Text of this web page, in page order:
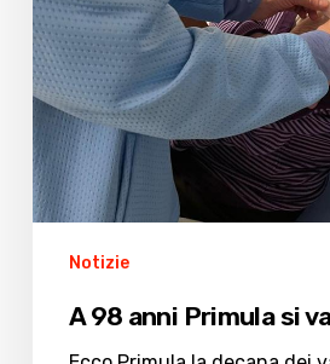
Notizie
A 98 anni Primula si